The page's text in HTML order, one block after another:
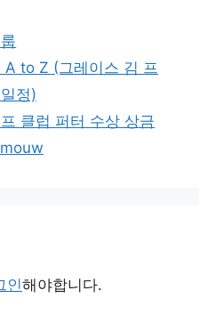
A to Z (그레이스 김 프
정)
클럽 퍼터 수상 상금
인해야합니다.